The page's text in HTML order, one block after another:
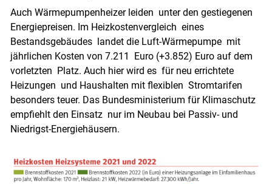
Auch Wärmepumpenheizer leiden unter den gestiegenen
Energiepreisen. Im Heizkostenvergleich eines
Bestandsgebäudes landet die Luft-Wärmepumpe mit
jährlichen Kosten von 7.211 Euro (+3.852) Euro auf dem
vorletzten Platz. Auch hier wird es für neu errichtete
Heizungen und Haushalten mit flexiblen Stromtarifen
besonders teuer. Das Bundesministerium für Klimaschutz
empfiehlt den Einsatz nur im Neubau bei Passiv- und
Niedrigst-Energiehäusern.